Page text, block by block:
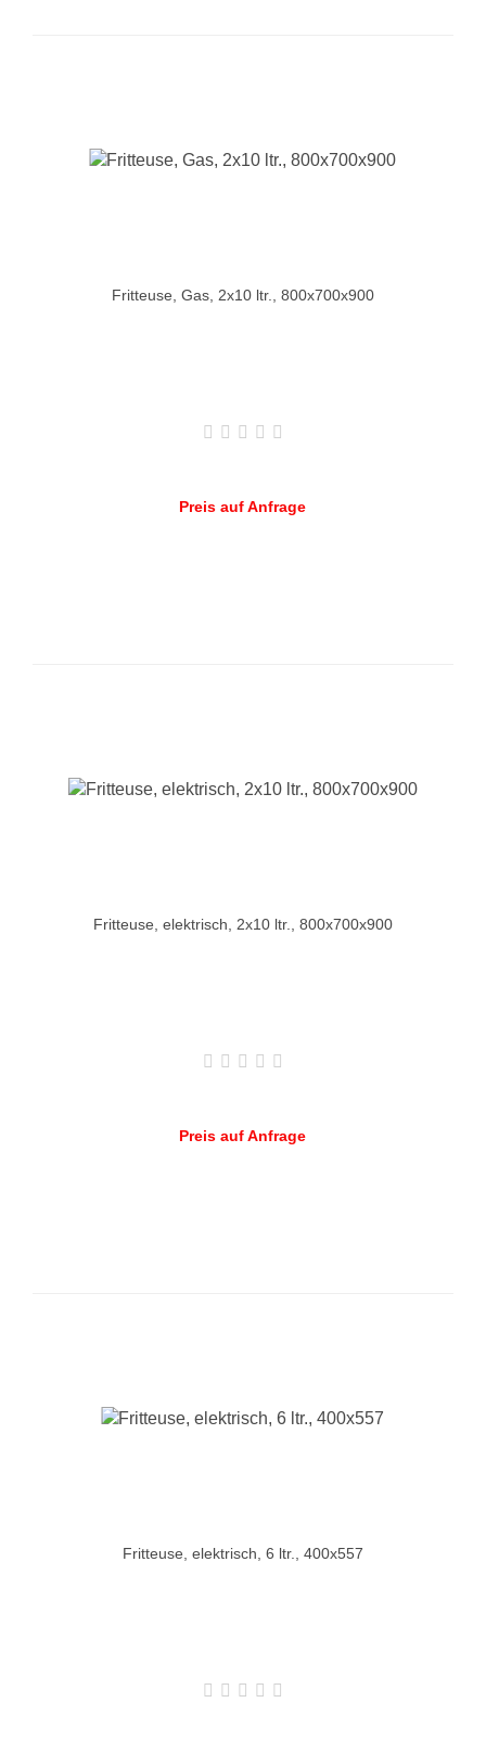
Fritteuse, Gas, 2x10 ltr., 800x700x900
Preis auf Anfrage
Fritteuse, elektrisch, 2x10 ltr., 800x700x900
Preis auf Anfrage
Fritteuse, elektrisch, 6 ltr., 400x557